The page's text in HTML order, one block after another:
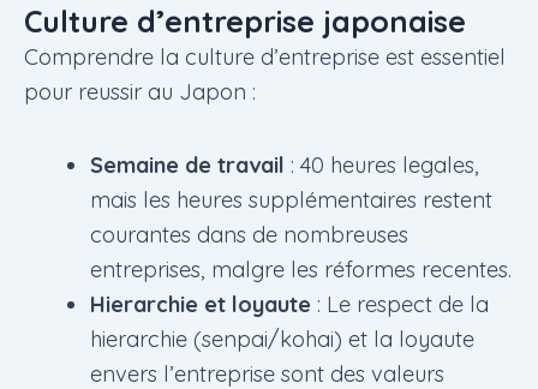
Culture d’entreprise japonaise
Comprendre la culture d’entreprise est essentiel
pour reussir au Japon :
Semaine de travail : 40 heures legales,
mais les heures supplémentaires restent
courantes dans de nombreuses
entreprises, malgre les réformes recentes.
Hierarchie et loyaute: Le respect de la
hierarchie (senpai/kohai) et la loyaute
envers l’entreprise sont des valeurs